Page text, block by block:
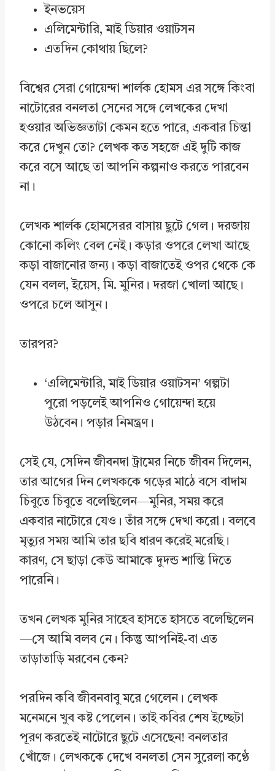
ইনভয়েস
এলিমেন্টারি, মাই ডিয়ার ওয়াটসন
এতদিন কোথায় ছিলে?
বিশ্বের সেরা গোয়েন্দা শার্লক হোমস এর সঙ্গে কিংবা
নাটোরের বনলতা সেনের সঙ্গে লেখকের দেখা
হওয়ার অভিজ্ঞতাটা কেমন হতে পারে, একবার চিন্তা
করে দেখুন তো? লেখক কত সহজে এই দুটি কাজ
করে বসে আছে তা আপনি কল্পনাও করতে পারবেন
না।
লেখক শার্লক হোমসেরর বাসায় ছুটে গেল। দরজায়
কোনো কলিং বেল নেই। কড়ার ওপরে লেখা আছে
কড়া বাজানোর জন্য। কড়া বাজাতেই ওপর থেকে কে
যেন বলল, ইয়েস, মি. মুনির। দরজা খোলা আছে।
ওপরে চলে আসুন।
তারপর?
‘এলিমেন্টারি, মাই ডিয়ার ওয়াটসন’ গল্পটা
পুরো পড়লেই আপনিও গোয়েন্দা হয়ে
উঠবেন। পড়ার নিমন্ত্রণ।
সেই যে, সেদিন জীবনদা ট্রামের নিচে জীবন দিলেন,
তার আগের দিন লেখককে গড়ের মাঠে বসে বাদাম
চিবুতে চিবুতে বলেছিলেন—মুনির, সময় করে
একবার নাটোরে যেও। তাঁর সঙ্গে দেখা করো। বলবে
মৃত্যুর সময় আমি তার ছবি ধারণ করেই মরেছি।
কারণ, সে ছাড়া কেউ আমাকে দুদন্ড শান্তি দিতে
পারেনি।
তখন লেখক মুনির সাহেব হাসতে হাসতে বলেছিলেন
—সে আমি বলব নে। কিন্তু আপনিই-বা এত
তাড়াতাড়ি মরবেন কেন?
পরদিন কবি জীবনবাবু মরে গেলেন। লেখক
মনেমনে খুব কষ্ট পেলেন। তাই কবির শেষ ইচ্ছেটা
পূরণ করতেই নাটোরে ছুটে এসেছেন! বনলতার
খোঁজে। লেখককে দেখে বনলতা সেন সুরেলা কণ্ঠে